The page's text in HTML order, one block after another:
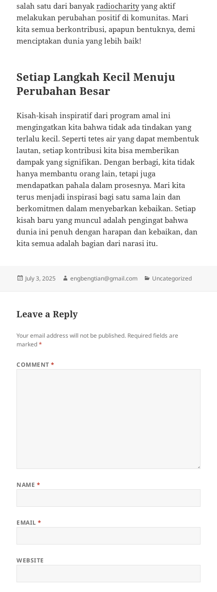
salah satu dari banyakradiocharityyang aktif
melakukan perubahan positif di komunitas. Mari
kita semua berkontribusi, apapun bentuknya, demi
menciptakan dunia yang lebih baik!
Setiap Langkah Kecil Menuju
Perubahan Besar
Kisah-kisah inspiratif dari program amal ini
mengingatkan kita bahwa tidak ada tindakan yang
terlalu kecil. Seperti tetes air yang dapat membentuk
lautan, setiap kontribusi kita bisa memberikan
dampak yang signifikan. Dengan berbagi, kita tidak
hanya membantu orang lain, tetapi juga
mendapatkan pahala dalam prosesnya. Mari kita
terus menjadi inspirasi bagi satu sama lain dan
berkomitmen dalam menyebarkan kebaikan. Setiap
kisah baru yang muncul adalah pengingat bahwa
dunia ini penuh dengan harapan dan kebaikan, dan
kita semua adalah bagian dari narasi itu.
Posted
July 3, 2025 Author
engbengtian@gmail.com Categories
Uncategorized
Leave a Reply
Your email address will not be published. Required fields are
marked*
COMMENT*
NAME *
EMAIL*
WEBSITE